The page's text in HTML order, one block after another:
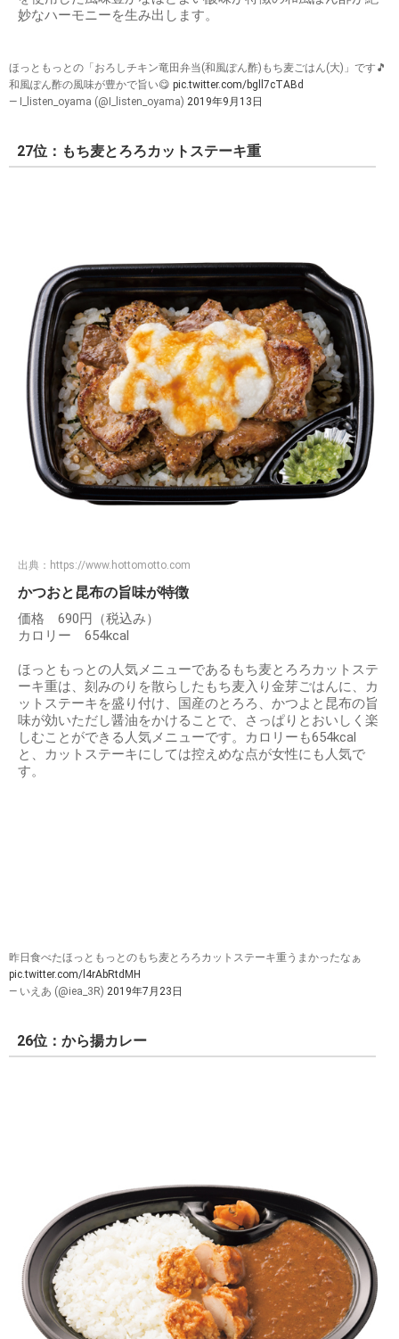
妙なハーモニーを生み出します。
ほっともっとの「おろしチキン竜田弁当(和風ぽん酢)もち麦ごはん(大)」です🎵
和風ぽん酢の風味が豊かで旨い😋 pic.twitter.com/bgll7cTABd
— I_listen_oyama (@I_listen_oyama) 2019年9月13日
27位：もち麦とろろカットステーキ重
出典： https://www.hottomotto.com
かつおと昆布の旨味が特徴
価格 690円（税込み）
カロリー 654kcal
ほっともっとの人気メニューであるもち麦とろろカットステ
ーキ重は、刻みのりを散らしたもち麦入り金芽ごはんに、カ
ットステーキを盛り付け、国産のとろろ、かつよと昆布の旨
味が効いただし醤油をかけることで、さっぱりとおいしく楽
しむことができる人気メニューです。カロリーも654kcal
と、カットステーキにしては控えめな点が女性にも人気で
す。
昨日食べたほっともっとのもち麦とろろカットステーキ重うまかったなぁ
pic.twitter.com/l4rAbRtdMH
— いえあ (@iea_3R) 2019年7月23日
26位：から揚カレー